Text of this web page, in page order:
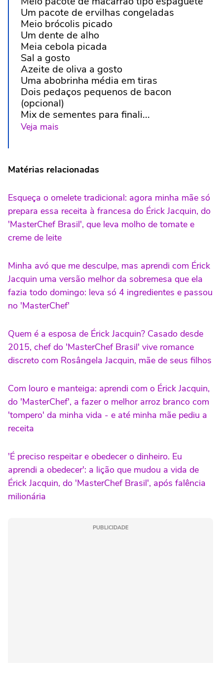
Um pacote de ervilhas congeladas
Meio brócolis picado
Um dente de alho
Meia cebola picada
Sal a gosto
Azeite de oliva a gosto
Uma abobrinha média em tiras
Dois pedaços pequenos de bacon
(opcional)
Mix de sementes para finali...
Veja mais
Matérias relacionadas
Esqueça o omelete tradicional: agora minha mãe só
prepara essa receita à francesa do Érick Jacquin, do
'MasterChef Brasil', que leva molho de tomate e
creme de leite
Minha avó que me desculpe, mas aprendi com Érick
Jacquin uma versão melhor da sobremesa que ela
fazia todo domingo: leva só 4 ingredientes e passou
no 'MasterChef'
Quem é a esposa de Érick Jacquin? Casado desde
2015, chef do 'MasterChef Brasil' vive romance
discreto com Rosângela Jacquin, mãe de seus filhos
Com louro e manteiga: aprendi com o Érick Jacquin,
do 'MasterChef', a fazer o melhor arroz branco com
'tompero' da minha vida - e até minha mãe pediu a
receita
'É preciso respeitar e obedecer o dinheiro. Eu
aprendi a obedecer': a lição que mudou a vida de
Érick Jacquin, do 'MasterChef Brasil', após falência
milionária
PUBLICIDADE